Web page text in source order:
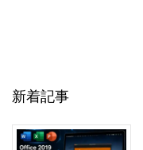
新着記事